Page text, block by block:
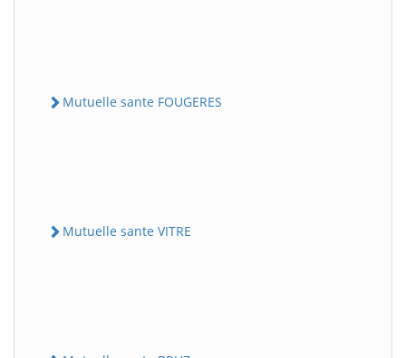
Mutuelle sante FOUGERES
Mutuelle sante VITRE